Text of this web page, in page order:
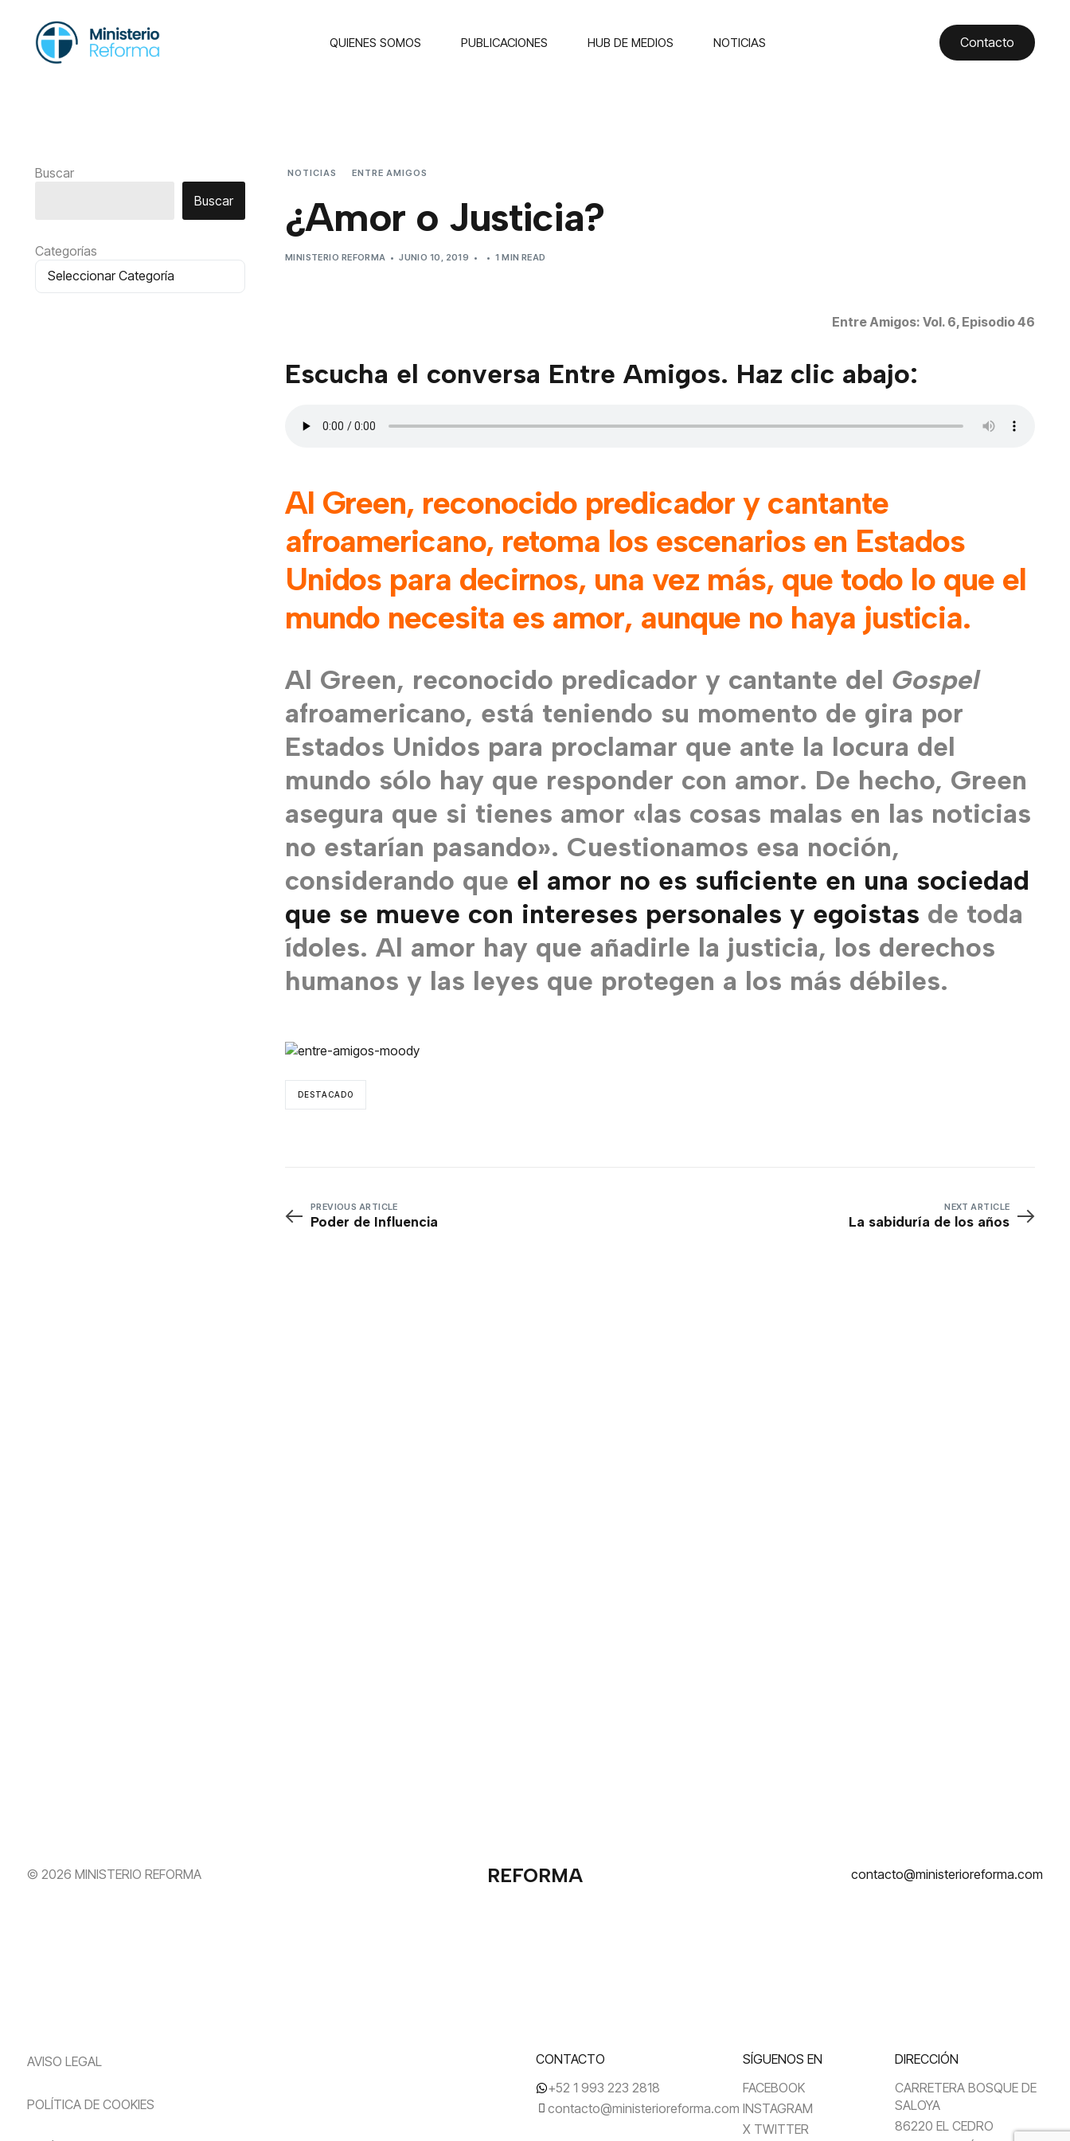
QUIENES SOMOS PUBLICACIONES HUB DE MEDIOS NOTICIAS Contacto
NOTICIAS ENTRE AMIGOS
¿Amor o Justicia?
MINISTERIO REFORMA JUNIO 10, 2019 1 MIN READ
Entre Amigos: Vol. 6, Episodio 46
Escucha el conversa Entre Amigos. Haz clic abajo:
Al Green, reconocido predicador y cantante
afroamericano, retoma los escenarios en Estados
Unidos para decirnos, una vez más, que todo lo que el
mundo necesita es amor, aunque no haya justicia.
Al Green, reconocido predicador y cantante del Gospel
afroamericano, está teniendo su momento de gira por
Estados Unidos para proclamar que ante la locura del
mundo sólo hay que responder con amor. De hecho, Green
asegura que si tienes amor «las cosas malas en las noticias
no estarían pasando». Cuestionamos esa noción,
considerando que el amor no es suficiente en una sociedad
que se mueve con intereses personales y egoistas de toda
ídoles. Al amor hay que añadirle la justicia, los derechos
humanos y las leyes que protegen a los más débiles.
DESTACADO
PREVIOUS ARTICLE
Poder de Influencia
NEXT ARTICLE
La sabiduría de los años
Buscar
Buscar
Categorías
© 2026 MINISTERIO REFORMA REFORMA contacto@ministerioreforma.com
AVISO LEGAL
POLÍTICA DE COOKIES
CONTACTO
+52 1 993 223 2818
contacto@ministerioreforma.com
SÍGUENOS EN
FACEBOOK
INSTAGRAM
X TWITTER
DIRECCIÓN
CARRETERA BOSQUE DE
SALOYA
86220 EL CEDRO